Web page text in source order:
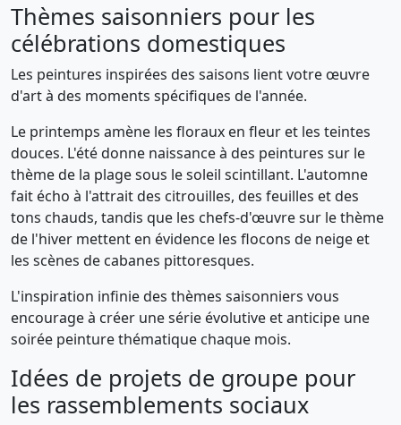
Thèmes saisonniers pour les
célébrations domestiques
Les peintures inspirées des saisons lient votre œuvre
d'art à des moments spécifiques de l'année.
Le printemps amène les floraux en fleur et les teintes
douces. L'été donne naissance à des peintures sur le
thème de la plage sous le soleil scintillant. L'automne
fait écho à l'attrait des citrouilles, des feuilles et des
tons chauds, tandis que les chefs-d'œuvre sur le thème
de l'hiver mettent en évidence les flocons de neige et
les scènes de cabanes pittoresques.
L'inspiration infinie des thèmes saisonniers vous
encourage à créer une série évolutive et anticipe une
soirée peinture thématique chaque mois.
Idées de projets de groupe pour
les rassemblements sociaux